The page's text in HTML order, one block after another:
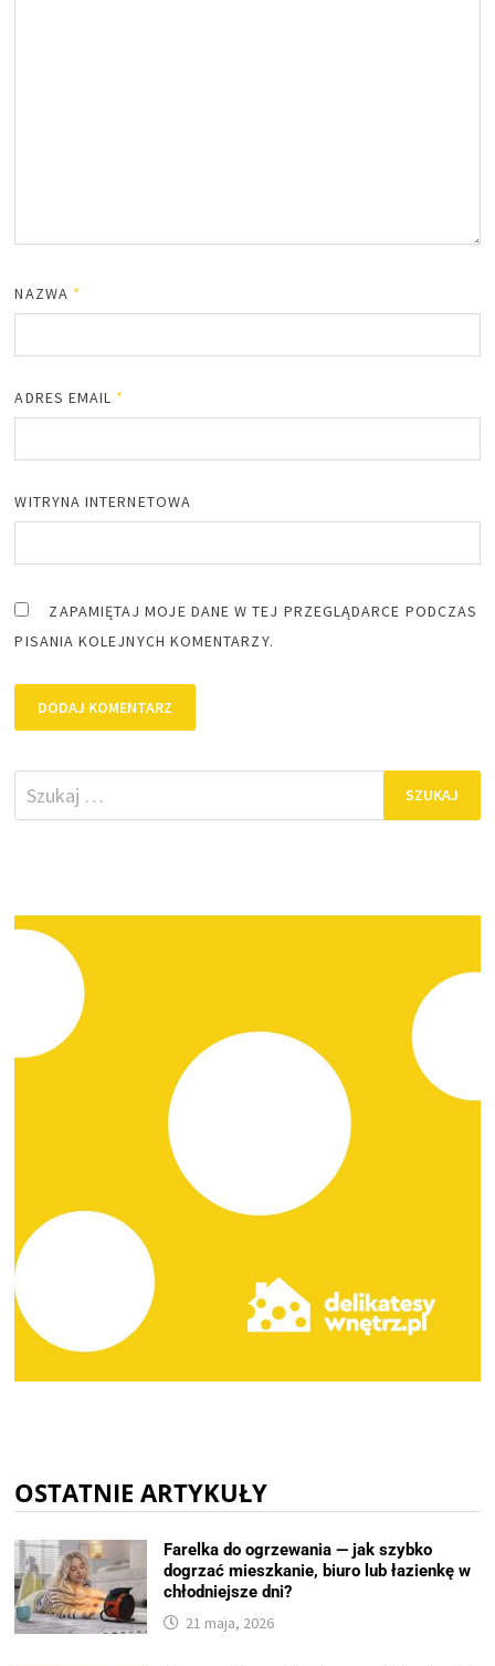
NAZWA *
ADRES EMAIL *
WITRYNA INTERNETOWA
ZAPAMIĘTAJ MOJE DANE W TEJ PRZEGLĄDARCE PODCZAS
PISANIA KOLEJNYCH KOMENTARZY.
Szukaj:
OSTATNIE ARTYKUŁY
Farelka do ogrzewania — jak szybko
dogrzać mieszkanie, biuro lub łazienkę w
chłodniejsze dni?
21 maja, 2026